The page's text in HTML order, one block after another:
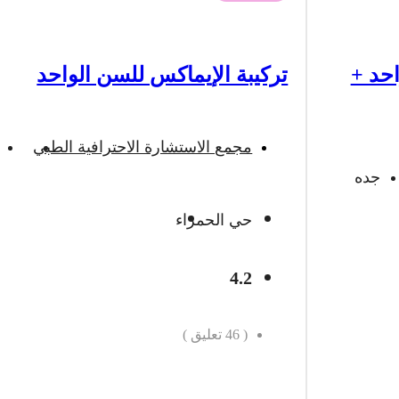
+
جده
تركيبة الإيماكس للسن الواحد
مجمع الاستشارة الاحترافية الطبي
حي الحمراء
4.2
(
46تعليق )